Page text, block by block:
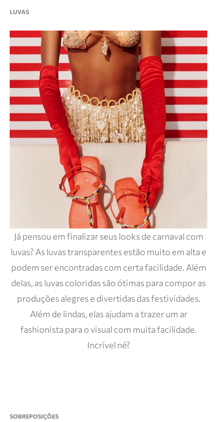
LUVAS
Já pensou em finalizar seus looks de carnaval com
luvas? As luvas transparentes estão muito em alta e
podem ser encontradas com certa facilidade. Além
delas, as luvas coloridas são ótimas para compor as
produções alegres e divertidas das festividades.
Além de lindas, elas ajudam a trazer um ar
fashionista para o visual com muita facilidade.
Incrível né?
SOBREPOSIÇÕES